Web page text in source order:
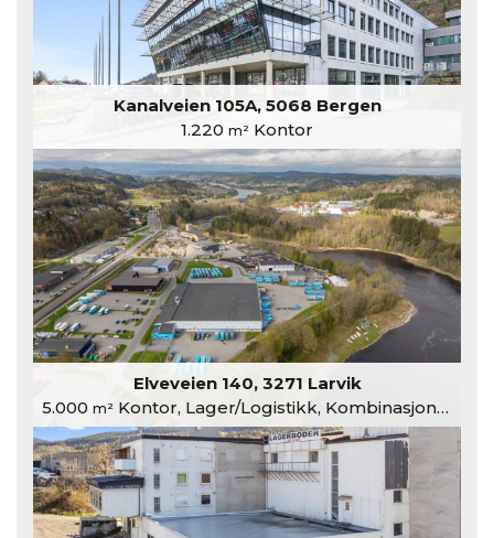
Kanalveien 105A, 5068 Bergen
1.220 m² Kontor
Elveveien 140, 3271 Larvik
5.000 m²Kontor, Lager/Logistikk, Kombinasjonslokaler